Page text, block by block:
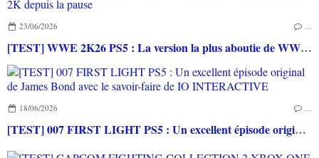
23/06/2026
[TEST] WWE 2K26 PS5 : La version la plus aboutie de WWE 2K depuis la pause
18/06/2026
[TEST] 007 FIRST LIGHT PS5 : Un excellent épisode original de James Bond avec le savoir-faire de IO INTERACTIVE